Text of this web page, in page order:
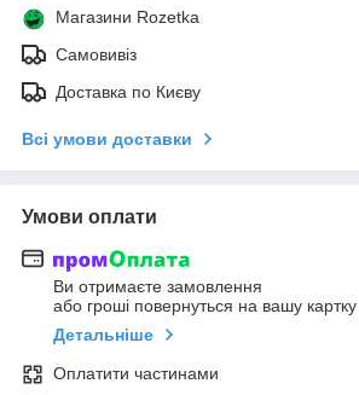
Магазини Rozetka
Самовивіз
Доставка по Києву
Всі умови доставки
Умови оплати
Ви отримаєте замовлення
або гроші повернуться на вашу картку
Детальніше
Оплатити частинами